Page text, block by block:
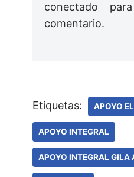
conectado
comentario.
Etiquetas: APOYO
APOYO INTEGRAL
APOYO INTEGRAL GILA